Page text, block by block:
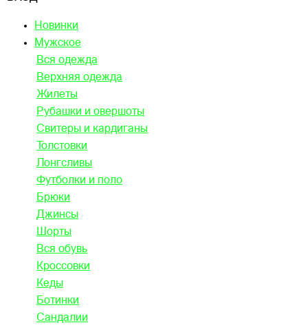
Новинки
Мужское
Вся одежда
Верхняя одежда
Жилеты
Рубашки и овершоты
Свитеры и кардиганы
Толстовки
Лонгсливы
Футболки и поло
Брюки
Джинсы
Шорты
Вся обувь
Кроссовки
Кеды
Ботинки
Сандалии